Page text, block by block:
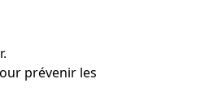
prévenir les